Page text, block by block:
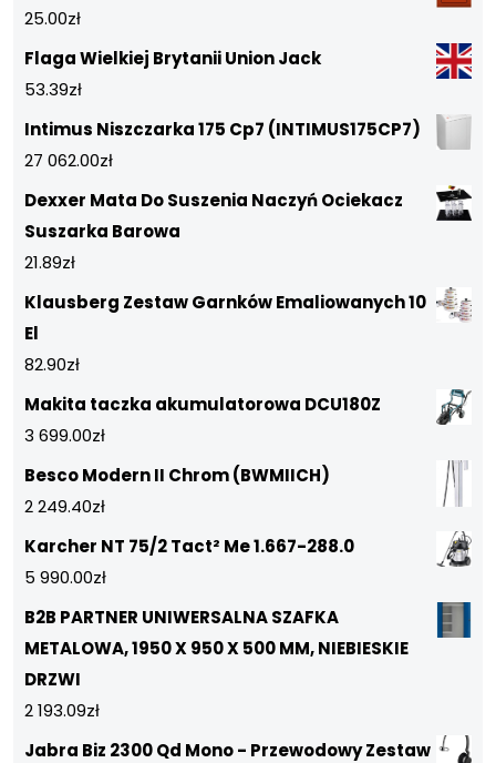
25.00zł
Flaga Wielkiej Brytanii Union Jack
53.39zł
Intimus Niszczarka 175 Cp7 (INTIMUS175CP7)
27 062.00zł
Dexxer Mata Do Suszenia Naczyń Ociekacz
Suszarka Barowa
21.89zł
Klausberg Zestaw Garnków Emaliowanych 10
El
82.90zł
Makita taczka akumulatorowa DCU180Z
3 699.00zł
Besco Modern II Chrom (BWMIICH)
2 249.40zł
Karcher NT 75/2 Tact² Me 1.667-288.0
5 990.00zł
B2B PARTNER UNIWERSALNA SZAFKA
METALOWA, 1950 X 950 X 500 MM, NIEBIESKIE
DRZWI
2 193.09zł
Jabra Biz 2300 Qd Mono - Przewodowy Zestaw